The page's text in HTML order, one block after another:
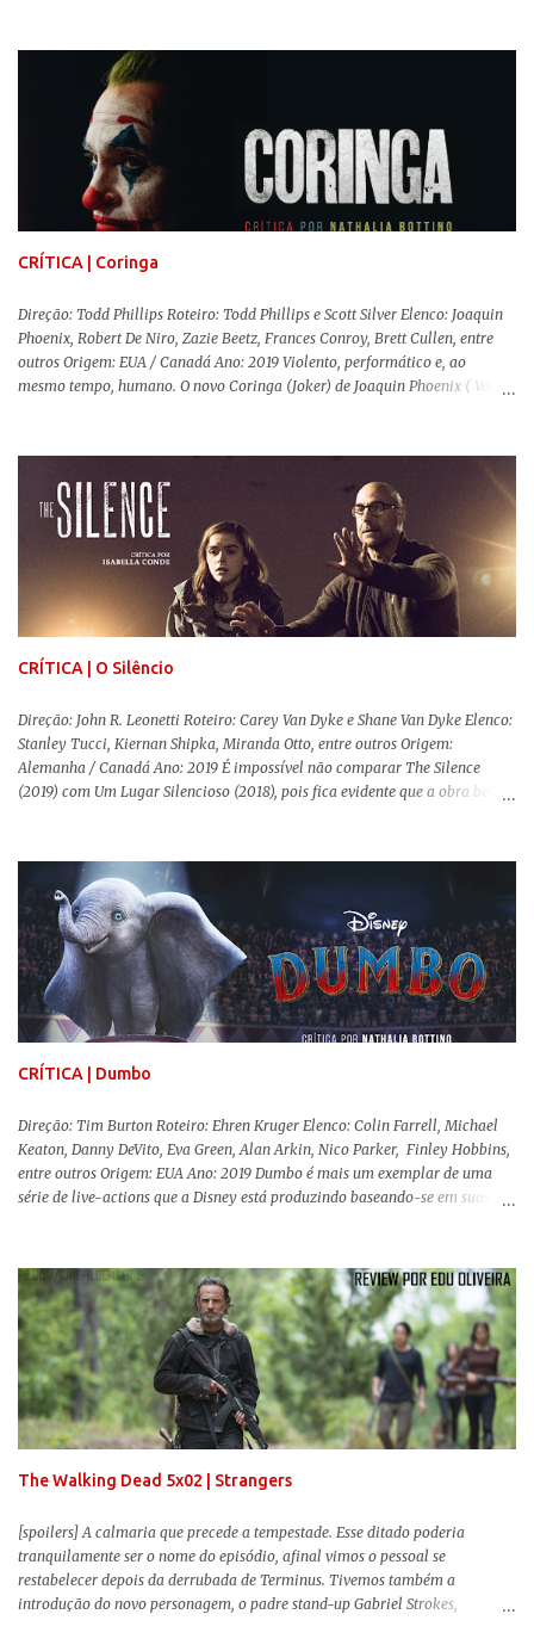
movimentos e falas, equilibrada numa frágil neutralidade entre seu
trabalho e seus afetos, passando noites bebendo e jogando sinuca com seu
grupo de amigas lésbicas e sua amante. É imperativo para ela que ambos
os mundos não se cruzem de modo algum, pois o período histórico no qual
a história se passa - 1988 na Inglaterra - é de um contexto profundamente
conservador e hostil a pessoas queer. Com o governo liderado pela então
primeira-ministra Margaret Tatcher usando recursos supostamente
constitucionais para mobilizar campanhas agressivas ao modo de vida
CRÍTICA | Coringa
Direção: Todd Phillips Roteiro: Todd Phillips e Scott Silver Elenco: Joaquin
Phoenix, Robert De Niro, Zazie Beetz, Frances Conroy, Brett Cullen, entre
outros Origem: EUA / Canadá Ano: 2019 Violento, performático e, ao
mesmo tempo, humano. O novo Coringa (Joker) de Joaquin Phoenix ( Você
Comics . É importante ressaltar que este não é um filme de herói. E muito
menos de vilão. O longa de Todd Phillips (Se Beber, Não Case!) segue uma
trajetória profunda do reflexo da corrupção da sociedade na vida de um ser
humano, capaz de causar perturbação e desconforto do inicio ao fim da
projeção, e por mais um bom tempo após deixar o cinema. Trata-se de
uma obra difícil de ser "digerida", pois lida com temas sensíveis, como
abuso, doença mental, bullying e violência física. Todo esse turbilhão de
informações molda a mente d...
CRÍTICA | O Silêncio
Direção: John R. Leonetti Roteiro: Carey Van Dyke e Shane Van Dyke Elenco:
Stanley Tucci, Kiernan Shipka, Miranda Otto, entre outros Origem:
Alemanha / Canadá Ano: 2019 É impossível não comparar The Silence
(2019) com Um Lugar Silencioso (2018), pois fica evidente que a obra bebe
reproduzir alguns elementos que consograram a obra de John Krasinski
(The Office). Aqui os “monstros” com audições aguçadas eram seres da
Terra que estavam presos por séculos em uma caverna recém descoberta,
libertando-os pelo mundo. O espectador acompanha uma família que tem
uma pequena vantagem em relação às outras pessoas. Adivinhem? Sabem
viver em silêncio pelo fato da filha mais velha ser surda. Para aqueles que
amam filmes com temática apocalíptica, a produção pode até funcionar
como entretenimento mediano. Todo o cenário de fuga, pânico col...
CRÍTICA | Dumbo
Direção: Tim Burton Roteiro: Ehren Kruger Elenco: Colin Farrell, Michael
Keaton, Danny DeVito, Eva Green, Alan Arkin, Nico Parker, Finley Hobbins,
entre outros Origem: EUA Ano: 2019 Dumbo é mais um exemplar de uma
série de live-actions que a Disney está produzindo baseando-se em suas
remake , já que a história do elefantinho voador foi reinventada de forma
mais realista, se adequando perfeitamente a proposta. Não há animais
falantes, por exemplo, mas nem por isso o tom lúdico e infantil é deixado
de lado. Apesar da relevância histórica, o filme supera a animação original
em termos visuais e narrativos, , superando a animação original em termos
visuais e narrativos. A história começa quando o pai das crianças, Holt
Ferrier (Colin Farrell), uma ex-estrela de circo, volta da guerra e se depara
com os filhos de...
The Walking Dead 5x02 | Strangers
[spoilers] A calmaria que precede a tempestade. Esse ditado poderia
tranquilamente ser o nome do episódio, afinal vimos o pessoal se
restabelecer depois da derrubada de Terminus. Tivemos também a
introdução do novo personagem, o padre stand-up Gabriel Strokes,